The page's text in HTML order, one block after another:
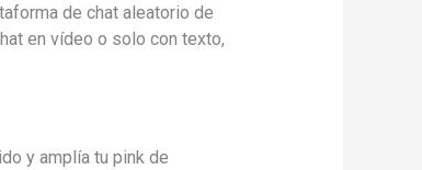
de chat aleatorio de
en vídeo o solo con texto,
y amplía tu pink de